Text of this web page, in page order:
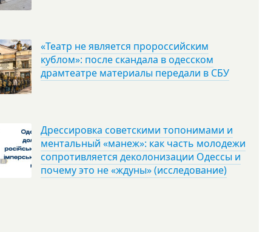
«Театр не является пророссийским
кублом»: после скандала в одесском
драмтеатре материалы передали в СБУ
Дрессировка советскими топонимами и
ментальный «манеж»: как часть молодежи
сопротивляется деколонизации Одессы и
почему это не «ждуны» (исследование)